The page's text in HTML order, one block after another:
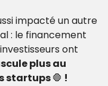
impacté un autre
: le financement
ont
plus au
startups 🛑 !